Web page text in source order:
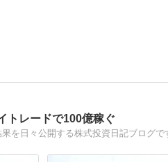
トレードで100億稼ぐ
を日々公開する株式投資日記ブログで